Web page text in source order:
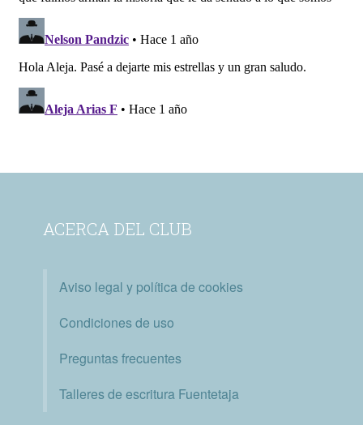
ACERCA DEL CLUB
Aviso legal y política de cookies
Condiciones de uso
Preguntas frecuentes
Talleres de escritura Fuentetaja